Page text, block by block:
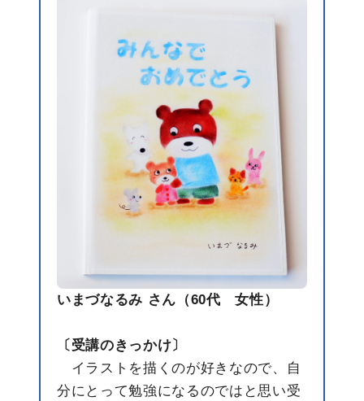
いまづなるみ さん（60代 女性）
〔受講のきっかけ〕
イラストを描くのが好きなので、自
分にとって勉強になるのではと思い受